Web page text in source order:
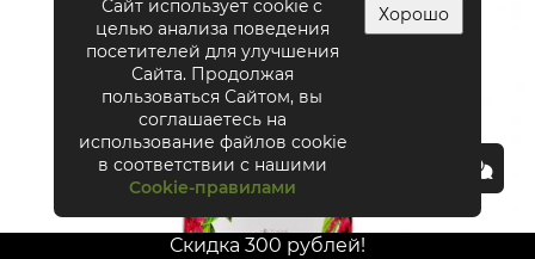
Сайт использует cookie с
целью анализа поведения
посетителей для улучшения
Сайта. Продолжая
пользоваться Сайтом, вы
соглашаетесь на
использование файлов cookie
в соответствии с нашими
Cookie-правилами
Хорошо
Скидка 300 рублей!